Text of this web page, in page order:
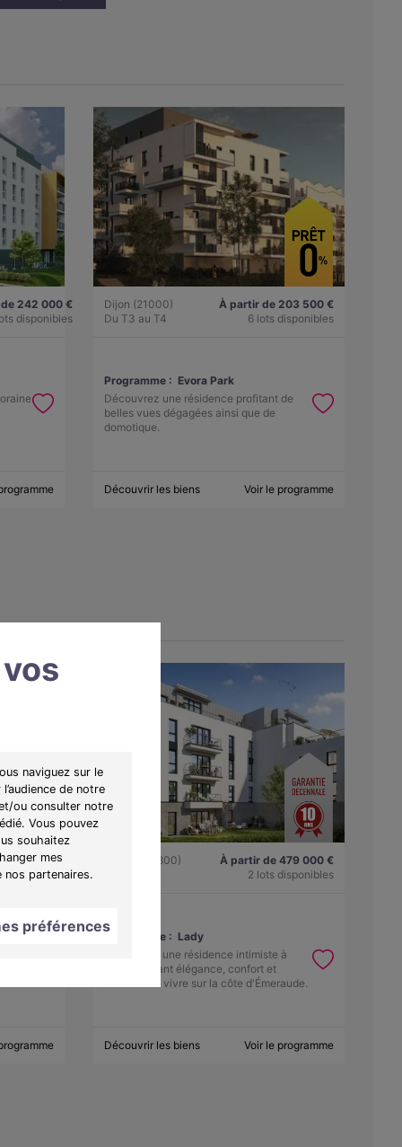
naviguez sur le
de notre
ou consulter notre
Vous pouvez
souhaitez
mes
partenaires.
préférences
242 000 €
disponibles
Dijon (21000)
Du T3 au T4
À partir de 203 500 €
6 lots disponibles
Programme : Evora Park
Découvrez une résidence profitant de
belles vues dégagées ainsi que de
domotique.
Découvrir les biens Voir le programme
000 €
Dinard (35800)
À partir de 479 000 €
2 lots disponibles
Programme : Lady
Découvrez une résidence intimiste à
Dinard, alliant élégance, confort et
douceur de vivre sur la côte d'Émeraude.
Découvrir les biens Voir le programme